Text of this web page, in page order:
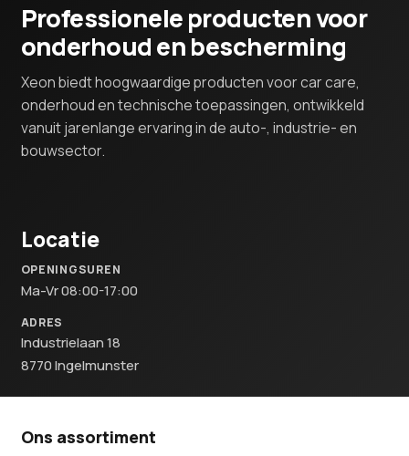
Professionele producten voor
onderhoud en bescherming
Xeon biedt hoogwaardige producten voor car care,
onderhoud en technische toepassingen, ontwikkeld
vanuit jarenlange ervaring in de auto-, industrie- en
bouwsector.
Locatie
OPENINGSUREN
Ma-Vr 08:00-17:00
ADRES
Industrielaan 18
8770 Ingelmunster
Ons assortiment